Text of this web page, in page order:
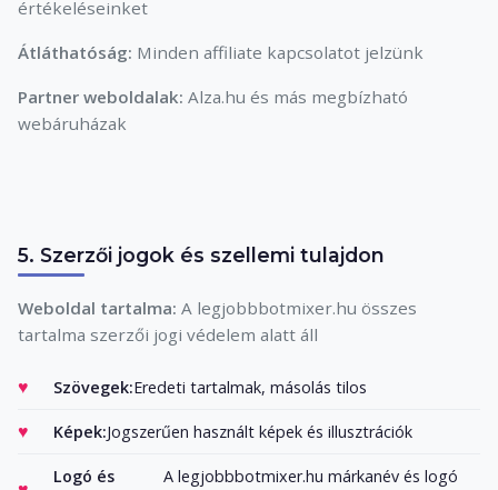
értékeléseinket
Átláthatóság: Minden affiliate kapcsolatot jelzünk
Partner weboldalak: Alza.hu és más megbízható
webáruházak
5. Szerzői jogok és szellemi tulajdon
Weboldal tartalma: A legjobbbotmixer.hu összes
tartalma szerzői jogi védelem alatt áll
Szövegek:Eredeti tartalmak, másolás tilos
Képek:Jogszerűen használt képek és illusztrációk
Logó és
A legjobbbotmixer.hu márkanév és logó